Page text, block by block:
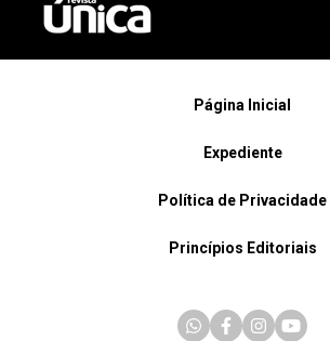
Página Inicial
Expediente
Política de Privacidade
Princípios Editoriais